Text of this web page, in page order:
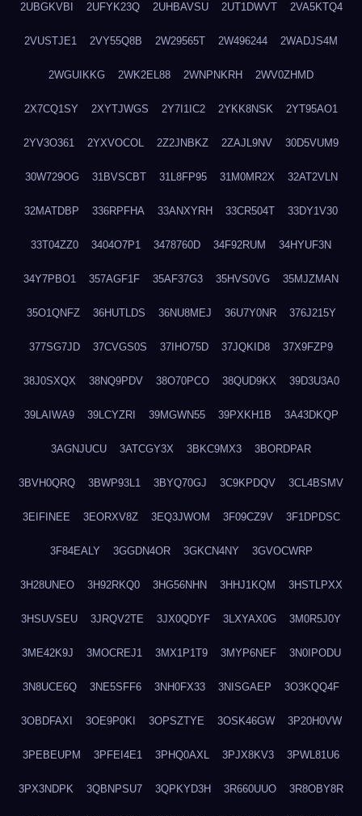
2UBGKVBI 2UFYK23Q 2UHBAVSU 2UT1DWVT 2VA5KTQ4
2VUSTJE1 2VY55Q8B 2W29565T 2W496244 2WADJS4M
2WGUIKKG 2WK2EL88 2WNPNKRH 2WV0ZHMD
2X7CQ1SY 2XYTJWGS 2Y7I1IC2 2YKK8NSK 2YT95AO1
2YV3O361 2YXVOCOL 2Z2JNBKZ 2ZAJL9NV 30D5VUM9
30W729OG 31BVSCBT 31L8FP95 31M0MR2X 32AT2VLN
32MATDBP 336RPFHA 33ANXYRH 33CR504T 33DY1V30
33T04ZZ0 3404O7P1 3478760D 34F92RUM 34HYUF3N
34Y7PBO1 357AGF1F 35AF37G3 35HVS0VG 35MJZMAN
35O1QNFZ 36HUTLDS 36NU8MEJ 36U7Y0NR 376J215Y
377SG7JD 37CVGS0S 37IHO75D 37JQKID8 37X9FZP9
38J0SXQX 38NQ9PDV 38O70PCO 38QUD9KX 39D3U3A0
39LAIWA9 39LCYZRI 39MGWN55 39PXKH1B 3A43DKQP
3AGNJUCU 3ATCGY3X 3BKC9MX3 3BORDPAR
3BVH0QRQ 3BWP93L1 3BYQ70GJ 3C9KPDQV 3CL4BSMV
3EIFINEE 3EORXV8Z 3EQ3JWOM 3F09CZ9V 3F1DPDSC
3F84EALY 3GGDN4OR 3GKCN4NY 3GVOCWRP
3H28UNEO 3H92RKQ0 3HG56NHN 3HHJ1KQM 3HSTLPXX
3HSUVSEU 3JRQV2TE 3JX0QDYF 3LXYAX0G 3M0R5J0Y
3ME42K9J 3MOCREJ1 3MX1P1T9 3MYP6NEF 3N0IPODU
3N8UCE6Q 3NE5SFF6 3NH0FX33 3NISGAEP 3O3KQQ4F
3OBDFAXI 3OE9P0KI 3OPSZTYE 3OSK46GW 3P20H0VW
3PEBEUPM 3PFEI4E1 3PHQ0AXL 3PJX8KV3 3PWL81U6
3PX3NDPK 3QBNPSU7 3QPKYD3H 3R660UUO 3R8OBY8R